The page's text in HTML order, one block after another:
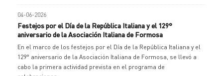
04-06-2026
Festejos por el Día de la República Italiana y el 129°
aniversario de la Asociación Italiana de Formosa
En el marco de los festejos por el Día de la República Italiana y el
129° aniversario de la Asociación Italiana de Formosa, se llevó a
cabo la primera actividad prevista en el programa de